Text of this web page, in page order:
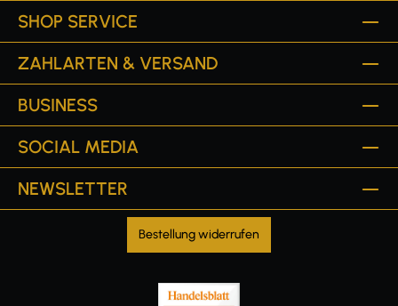
SHOP SERVICE
ZAHLARTEN & VERSAND
BUSINESS
SOCIAL MEDIA
NEWSLETTER
Bestellung widerrufen